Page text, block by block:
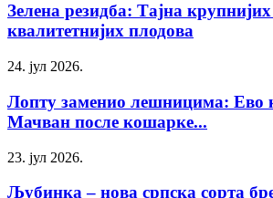
Зелена резидба: Тајна
квалитетнијих плодова
24. јул 2026.
Лопту заменио лешницима: Ево
Мачван после кошарке...
23. јул 2026.
Љубинка – нова српска сорта